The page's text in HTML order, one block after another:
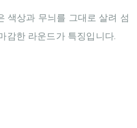
색상과 무늬를 그대로 살려 섬
감한 라운드가 특징입니다.